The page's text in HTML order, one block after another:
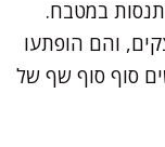
במטבח.
והם הופתעו
סוף סוף שף של